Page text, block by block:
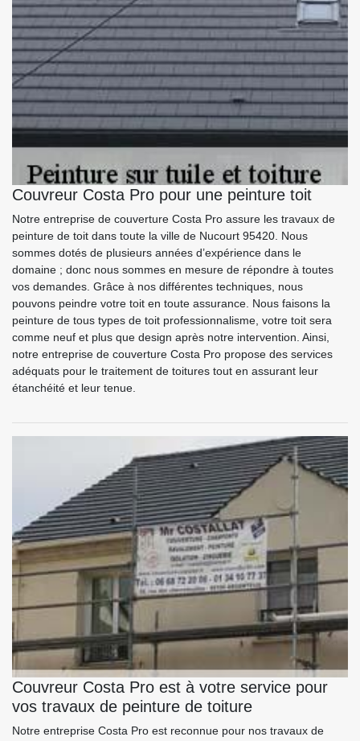
Couvreur Costa Pro pour une peinture toit
Notre entreprise de couverture Costa Pro assure les travaux de
peinture de toit dans toute la ville de Nucourt 95420. Nous
sommes dotés de plusieurs années d’expérience dans le
domaine ; donc nous sommes en mesure de répondre à toutes
vos demandes. Grâce à nos différentes techniques, nous
pouvons peindre votre toit en toute assurance. Nous faisons la
peinture de tous types de toit professionnalisme, votre toit sera
comme neuf et plus que design après notre intervention. Ainsi,
notre entreprise de couverture Costa Pro propose des services
adéquats pour le traitement de toitures tout en assurant leur
étanchéité et leur tenue.
Couvreur Costa Pro est à votre service pour
vos travaux de peinture de toiture
Notre entreprise Costa Pro est reconnue pour nos travaux de